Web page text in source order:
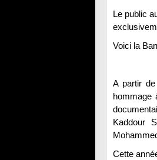
Le public
Voici la
A partir
hommage
Kaddour
Cette